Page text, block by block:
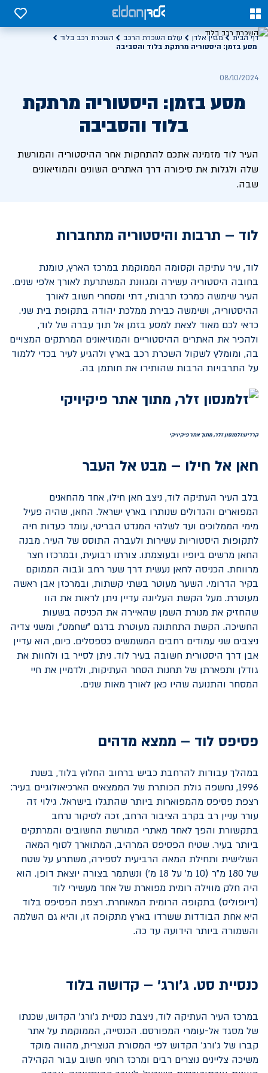
0
0
דף הבית מגזין אלדן עולם השכרת הרכב
השכרת רכב בלוד
מסע בזמן: היסטוריה מרתקת בלוד והסביבה
08/10/2024
מסע בזמן: היסטוריה מרתקת
בלוד והסביבה
העיר לוד מזמינה אתכם להתחקות אחר ההיסטוריה והמורשת
שלה ולגלות את סיפורה דרך האתרים השונים והמוזיאונים
שבה.
לוד – תרבות והיסטוריה מתחברות
לוד, עיר עתיקה וקסומה הממוקמת במרכז הארץ, טומנת
בחובה היסטוריה עשירה ומגוונת המשתרעת לאורך אלפי שנים.
העיר שימשה כמרכז תרבותי, דתי ומסחרי חשוב לאורך
ההיסטוריה, ושימשה כבירת ממלכת יהודה בתקופת בית שני.
כדאי לכם מאוד לצאת למסע בזמן אל תוך עברה של לוד,
ולהכיר את האתרים ההיסטוריים והמוזיאונים המרתקים המצויים
בה, ומומלץ לשקול השכרת רכב בארץ ולהגיע לעיר בכדי ללמוד
על התרבויות הרבות שהותירו את חותמן בה.
קרדיט:זלמנסון זלר, מתוך אתר פיקיויקי
חאן אל חילו – מבט אל העבר
בלב העיר העתיקה לוד, ניצב חאן חילו, אחד מהחאנים
המפוארים והגדולים שנותרו בארץ ישראל. החאן, שהיה פעיל
מימי הממלוכים ועד לשלהי המנדט הבריטי, עומד כעדות חיה
לתקופות היסטוריות עשירות ולעברה התוסס של העיר. מבנה
החאן מרשים ביופיו ובעוצמתו. צורתו רבועית, ובמרכזו חצר
מרווחת. הכניסה לחאן נעשית דרך שער רחב וגבוה הממוקם
בקיר הדרומי. השער מעוטר בשתי קשתות, ובמרכזן אבן ראשה
מעוטרת. מעל הקשת העליונה עדיין ניתן לראות את הוו
שהחזיק את מנורת השמן שהאיירה את הכניסה בשעות
החשיכה. הקשת התחתונה מעוטרת בדגם "שחמט", ומשני צדיה
ניצבים שני עמודים רחבים המשמשים כספסלים. כיום, הוא עדיין
אבן דרך היסטורית חשובה בעיר לוד. ניתן לסייר בו ולחוות את
גודלן ותפארתן של תחנות הסחר העתיקות, ולדמיין את חיי
המסחר והתנועה שהיו כאן לאורך מאות שנים.
פסיפס לוד – ממצא מדהים
במהלך עבודות להרחבת כביש ברחוב החלוץ בלוד, בשנת
1996, נחשפה גולת הכותרת של הממצאים הארכיאולוגיים בעיר:
רצפת פסיפס מהמפוארות ביותר שהתגלו בישראל. גילוי זה
עורר עניין רב בקרב הציבור הרחב, זכה לסיקור נרחב
בתקשורת והפך לאחד מאתרי המורשת החשובים והמרתקים
ביותר בעיר. שטיח הפסיפס המרהיב, המתוארך לסוף המאה
השלישית ותחילת המאה הרביעית לספירה, משתרע על שטח
של 180 מ"ר (10 מ' על 18 מ') ונשתמר בצורה יוצאת דופן. הוא
היה חלק מווילה רומית מפוארת של אחד מעשירי לוד
(דיופוליס) בתקופה הרומית המאוחרת. רצפת הפסיפס בלוד
היא אחת הבודדות ששרדו בארץ מתקופה זו, והיא גם השלמה
והשמורה ביותר הידועה עד כה.
כנסיית סט. ג'ורג' – קדושה בלוד
במרכז העיר העתיקה לוד, ניצבת כנסיית ג'ורג' הקדוש, שכנתו
של מסגד אל-עומרי המפורסם. הכנסייה, הממוקמת על אתר
קברו של ג'ורג' הקדוש לפי המסורת הנוצרית, מהווה מוקד
משיכה צליינים נוצרים רבים ומרכז רוחני חשוב עבור הקהילה